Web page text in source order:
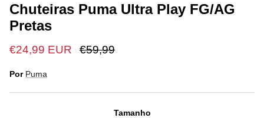
Chuteiras Puma Ultra Play FG/AG
Pretas
€24,99 EUR €59,99
Por Puma
Tamanho